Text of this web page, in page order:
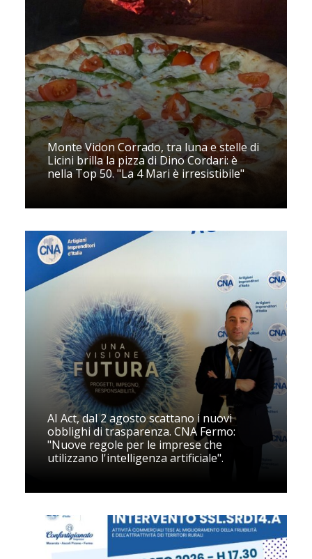
Monte Vidon Corrado, tra luna e stelle di
Licini brilla la pizza di Dino Cordari: è
nella Top 50. "La 4 Mari è irresistibile"
AI Act, dal 2 agosto scattano i nuovi
obblighi di trasparenza. CNA Fermo:
"Nuove regole per le imprese che
utilizzano l'intelligenza artificiale".